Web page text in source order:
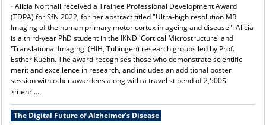
-Alicia Northall received a Trainee Professional Development Award
(TDPA) for SfN 2022, for her abstract titled "Ultra-high resolution MR
Imaging of the human primary motor cortex in ageing and disease". Alicia
is a third-year PhD student in the IKND 'Cortical Microstructure' and
'Translational Imaging' (HIH, Tübingen) research groups led by Prof.
Esther Kuehn. The award recognises those who demonstrate scientific
merit and excellence in research, and includes an additional poster
session with other awardees along with a travel stipend of 2,500$.
mehr ...
The Digital Future of Alzheimer's Disease